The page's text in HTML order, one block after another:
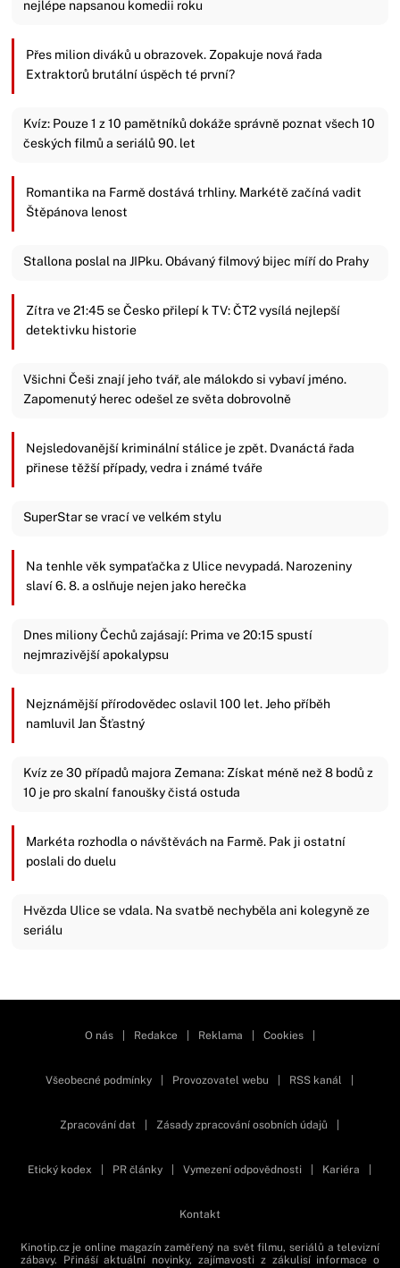
nejlépe napsanou komedii roku
Přes milion diváků u obrazovek. Zopakuje nová řada
Extraktorů brutální úspěch té první?
Kvíz: Pouze 1 z 10 pamětníků dokáže správně poznat všech 10
českých filmů a seriálů 90. let
Romantika na Farmě dostává trhliny. Markétě začíná vadit
Štěpánova lenost
Stallona poslal na JIPku. Obávaný filmový bijec míří do Prahy
Zítra ve 21:45 se Česko přilepí k TV: ČT2 vysílá nejlepší
detektivku historie
Všichni Češi znají jeho tvář, ale málokdo si vybaví jméno.
Zapomenutý herec odešel ze světa dobrovolně
Nejsledovanější kriminální stálice je zpět. Dvanáctá řada
přinese těžší případy, vedra i známé tváře
SuperStar se vrací ve velkém stylu
Na tenhle věk sympaťačka z Ulice nevypadá. Narozeniny
slaví 6. 8. a oslňuje nejen jako herečka
Dnes miliony Čechů zajásají: Prima ve 20:15 spustí
nejmrazivější apokalypsu
Nejznámější přírodovědec oslavil 100 let. Jeho příběh
namluvil Jan Šťastný
Kvíz ze 30 případů majora Zemana: Získat méně než 8 bodů z
10 je pro skalní fanoušky čistá ostuda
Markéta rozhodla o návštěvách na Farmě. Pak ji ostatní
poslali do duelu
Hvězda Ulice se vdala. Na svatbě nechyběla ani kolegyně ze
seriálu
O nás Redakce Reklama Cookies
Všeobecné podmínky Provozovatel webu RSS kanál
Zpracování dat Zásady zpracování osobních údajů
Etický kodex PR články Vymezení odpovědnosti Kariéra
Kontakt
Kinotip.cz je online magazín zaměřený na svět filmu, seriálů a televizní
zábavy. Přináší aktuální novinky, zajímavosti z zákulisí informace o